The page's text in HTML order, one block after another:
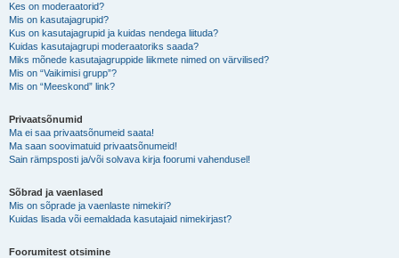
Kes on moderaatorid?
Mis on kasutajagrupid?
Kus on kasutajagrupid ja kuidas nendega liituda?
Kuidas kasutajagrupi moderaatoriks saada?
Miks mõnede kasutajagruppide liikmete nimed on värvilised?
Mis on “Vaikimisi grupp”?
Mis on “Meeskond” link?
Privaatsõnumid
Ma ei saa privaatsõnumeid saata!
Ma saan soovimatuid privaatsõnumeid!
Sain rämpsposti ja/või solvava kirja foorumi vahendusel!
Sõbrad ja vaenlased
Mis on sõprade ja vaenlaste nimekiri?
Kuidas lisada või eemaldada kasutajaid nimekirjast?
Foorumitest otsimine